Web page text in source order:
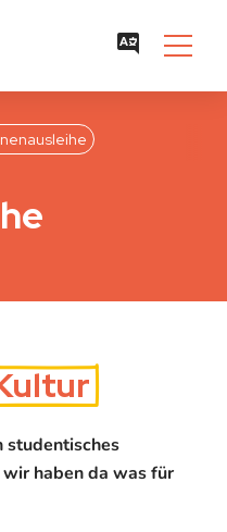
studentisches
haben da was für